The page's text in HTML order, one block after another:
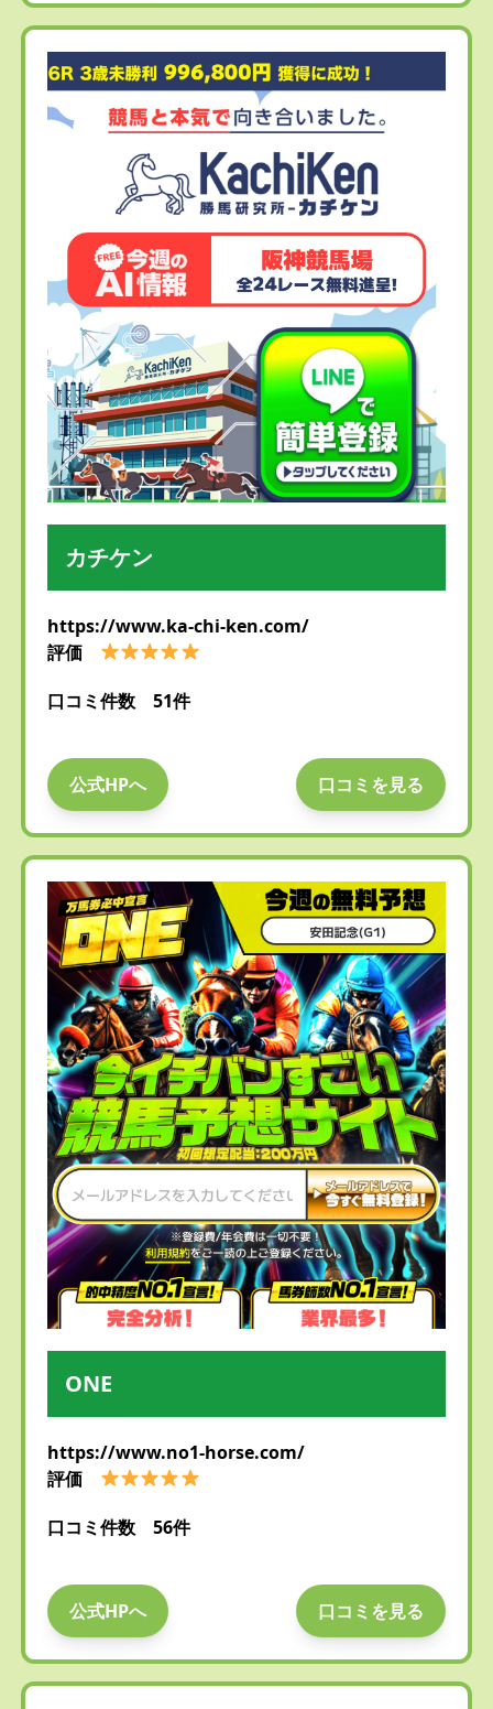
カチケン
https://www.ka-chi-ken.com/
評価
口コミ件数 51件
公式HPへ 口コミを見る
ONE
https://www.no1-horse.com/
評価
口コミ件数 56件
公式HPへ 口コミを見る